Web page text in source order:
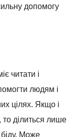
допомогу
читати і
людям і
цілях. Якщо і
то ділиться лише
Може